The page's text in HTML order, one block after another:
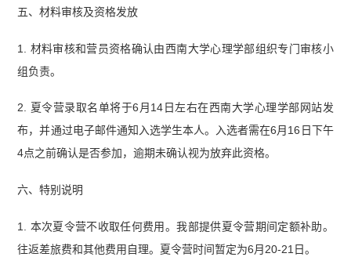
五、材料审核及资格发放
1. 材料审核和营员资格确认由西南大学心理学部组织专门审核小
组负责。
2. 夏令营录取名单将于6月14日左右在西南大学心理学部网站发
布，并通过电子邮件通知入选学生本人。入选者需在6月16日下午
4点之前确认是否参加，逾期未确认视为放弃此资格。
六、特别说明
1. 本次夏令营不收取任何费用。我部提供夏令营期间定额补助。
往返差旅费和其他费用自理。夏令营时间暂定为6月20-21日。